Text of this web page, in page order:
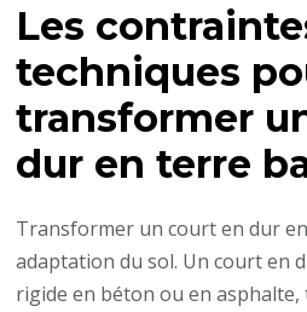
battue
?
Les
techniques
transformer
dur en terre
Transformer un court en dur
adaptation du sol. Un court en
rigide en béton ou en asphalte,